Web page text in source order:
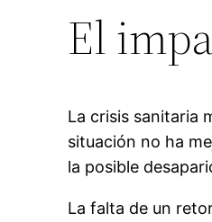
El
La crisis sanitaria
situación no ha
la posible
La falta de un